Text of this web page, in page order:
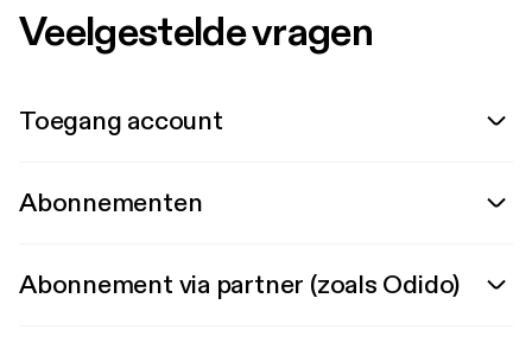
Veelgestelde vragen
Toegang account
Abonnementen
Abonnement via partner (zoals Odido)